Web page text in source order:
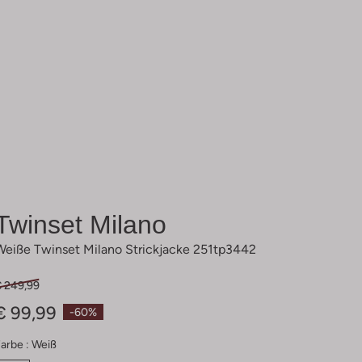
Milano
Twinset Milano Strickjacke 251tp3442
-60%
249,99
99,99
: Weiß